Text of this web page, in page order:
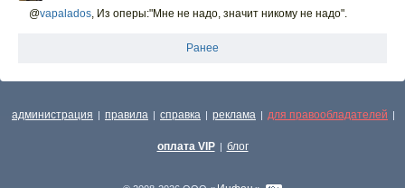
@vapalados, Из оперы:"Мне не надо, значит никому не надо".
Ранее
администрация | правила | справка | реклама | для правообладателей |
оплата VIP | блог